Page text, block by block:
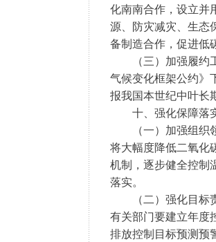
化南南合作，设立并
源、防灾减灾、生态
备制造合作，促进低
（三）加强履约工
气候变化框架公约》
报我国本世纪中叶长
十、强化保障落
（一）加强组织领
将大幅度降低二氧化
机制，逐步健全控制
落实。
（二）强化目标责
有关部门要建立年度
排放控制目标预测预